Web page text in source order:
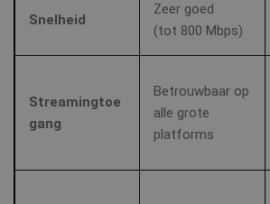
Snelheid
Zeer goed
(tot 800 Mbps)
Streamingtoe
gang
Betrouwbaar op
alle grote
platforms